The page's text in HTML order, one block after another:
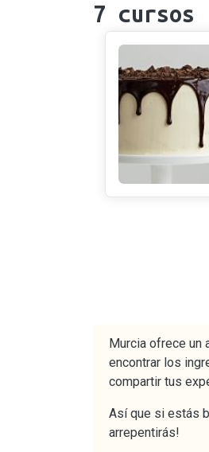
7 cursos
Murcia ofrece un
encontrar los
compartir tus
Así que si estás
arrepentirás!